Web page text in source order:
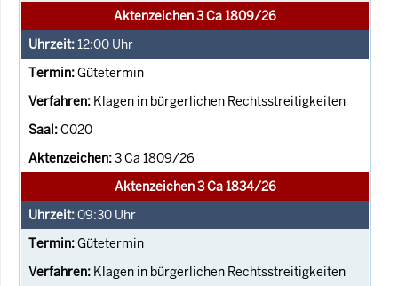
Aktenzeichen 3 Ca 1809/26
12:00 Uhr
Gütetermin
Klagen in bürgerlichen Rechtsstreitigkeiten
C020
3 Ca 1809/26
Aktenzeichen 3 Ca 1834/26
09:30 Uhr
Gütetermin
Klagen in bürgerlichen Rechtsstreitigkeiten